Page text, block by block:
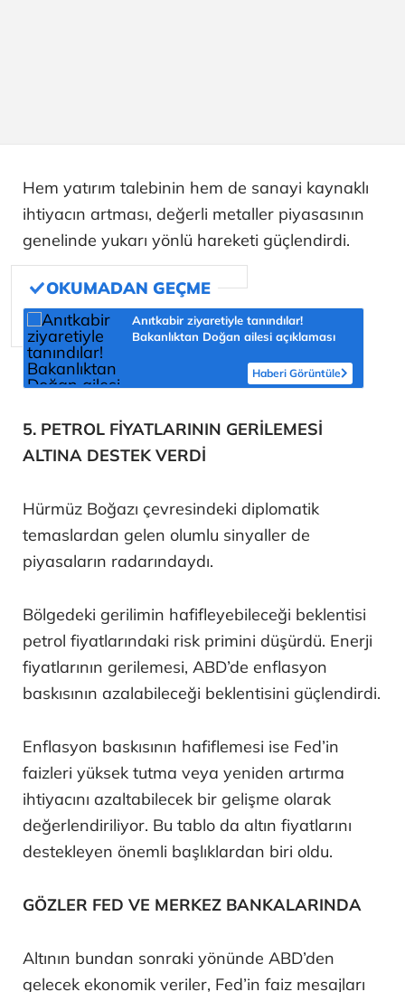
Hem yatırım talebinin hem de sanayi kaynaklı
ihtiyacın artması, değerli metaller piyasasının
genelinde yukarı yönlü hareketi güçlendirdi.
Anıtkabir ziyaretiyle tanındılar!
Bakanlıktan Doğan ailesi açıklaması
Haberi Görüntüle
5. PETROL FİYATLARININ GERİLEMESİ
ALTINA DESTEK VERDİ
Hürmüz Boğazı çevresindeki diplomatik
temaslardan gelen olumlu sinyaller de
piyasaların radarındaydı.
Bölgedeki gerilimin hafifleyebileceği beklentisi
petrol fiyatlarındaki risk primini düşürdü. Enerji
fiyatlarının gerilemesi, ABD’de enflasyon
baskısının azalabileceği beklentisini güçlendirdi.
Enflasyon baskısının hafiflemesi ise Fed’in
faizleri yüksek tutma veya yeniden artırma
ihtiyacını azaltabilecek bir gelişme olarak
değerlendiriliyor. Bu tablo da altın fiyatlarını
destekleyen önemli başlıklardan biri oldu.
GÖZLER FED VE MERKEZ BANKALARINDA
Altının bundan sonraki yönünde ABD’den
gelecek ekonomik veriler, Fed’in faiz mesajları